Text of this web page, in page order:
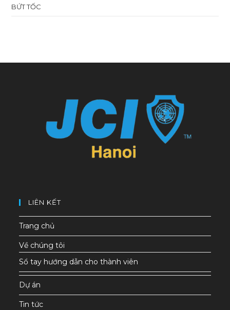
BỨT TỐC
LIÊN KẾT
Trang chủ
Về chúng tôi
Sổ tay hướng dẫn cho thành viên
Dự án
Tin tức